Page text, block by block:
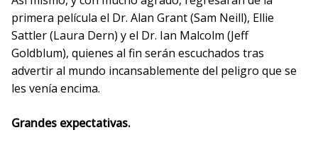
primera película el Dr. Alan Grant (Sam Neill), Ellie
Sattler (Laura Dern) y el Dr. Ian Malcolm (Jeff
Goldblum), quienes al fin serán escuchados tras
advertir al mundo incansablemente del peligro que se
les venía encima.
Grandes expectativas.